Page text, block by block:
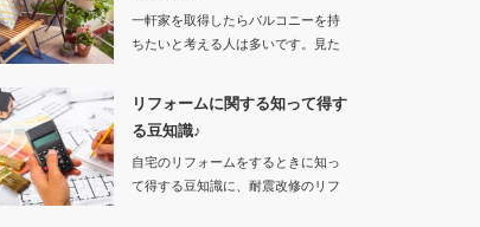
一軒家を取得したらバルコニーを持
ちたいと考える人は多いです。見た
リフォームに関する知って得す
る豆知識♪
自宅のリフォームをするときに知っ
て得する豆知識に、耐震改修のリフ